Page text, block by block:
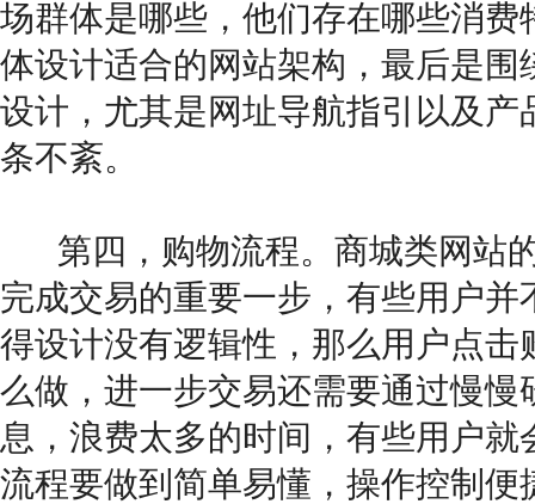
场群体是哪些，他们存在哪些消
体设计适合的网站架构，最后是
设计，尤其是网址导航指引以及
条不紊。
第四，购物流程。商城类网站
完成交易的重要一步，有些用户
得设计没有逻辑性，那么用户点
么做，进一步交易还需要通过慢
息，浪费太多的时间，有些用户
流程要做到简单易懂，操作控制便